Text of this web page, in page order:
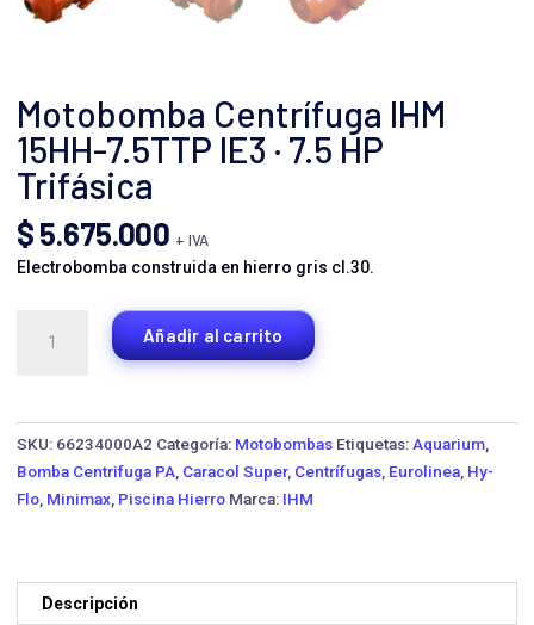
Motobomba Centrífuga IHM
15HH-7.5TTP IE3 · 7.5 HP
Trifásica
$5.675.000 + IVA
Electrobomba construida en hierro gris cl.30.
Centrífuga
cantidad
Añadir al carrito
SKU: 66234000A2 Categoría: Motobombas Etiquetas: Aquarium
Bomba Centrifuga PA Caracol Super, Centrífugas Eurolinea Hy-
Flo Minimax Piscina Hierro Marca: IHM
Descripción